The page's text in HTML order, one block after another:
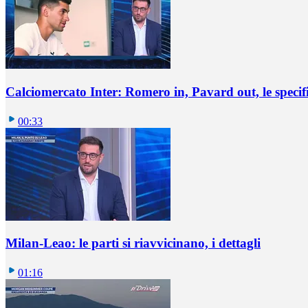
Calciomercato Inter: Romero in, Pavard out, le
00:33
Milan-Leao: le parti si riavvicinano, i dettagli
01:16